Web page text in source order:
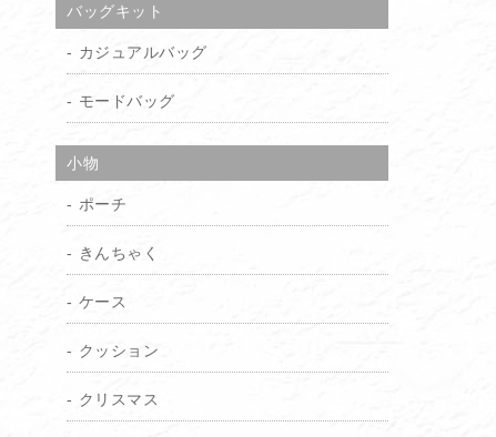
バッグキット
カジュアルバッグ
モードバッグ
小物
ポーチ
きんちゃく
ケース
クッション
クリスマス